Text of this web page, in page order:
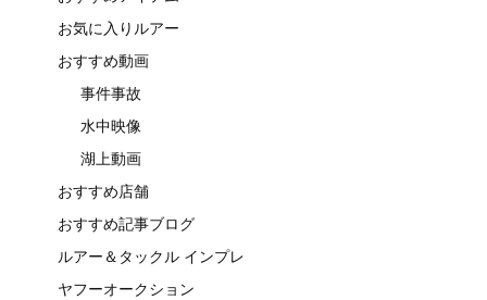
お気に入りルアー
おすすめ動画
事件事故
水中映像
湖上動画
おすすめ店舗
おすすめ記事ブログ
ルアー＆タックル インプレ
ヤフーオークション